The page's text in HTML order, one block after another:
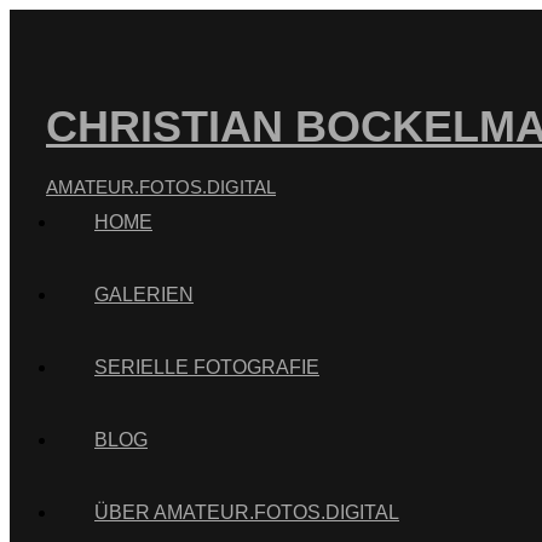
CHRISTIAN
AMATEUR.FOTOS.DIGITAL
HOME
GALERIEN
SERIELLE FOTOGRAFIE
BLOG
ÜBER AMATEUR.FOTOS.DIGITAL